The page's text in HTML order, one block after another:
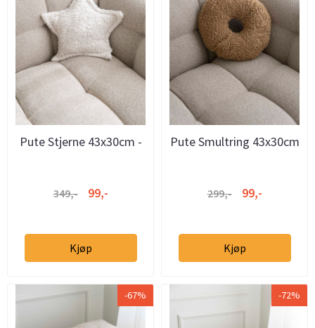
Pute Stjerne 43x30cm -
349,- 99,-
Kjøp
Pute Smultring 43x30cm
299,- 99,-
Kjøp
-67% -72%